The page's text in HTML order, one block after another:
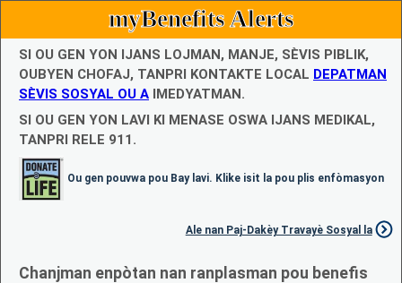
myBenefits Alerts
SI OU GEN YON IJANS LOJMAN, MANJE, SÈVIS PIBLIK,
OUBYEN CHOFAJ, TANPRI KONTAKTE LOCAL DEPATMAN
SÈVIS SOSYAL OU A IMEDYATMAN.
SI OU GEN YON LAVI KI MENASE OSWA IJANS MEDIKAL,
TANPRI RELE 911.
Ou gen pouvwa pou Bay lavi. Klike isit la pou plis enfòmasyon
Ale nan Paj-Dakèy Travayè Sosyal la
Chanjman enpòtan nan ranplasman pou benefis